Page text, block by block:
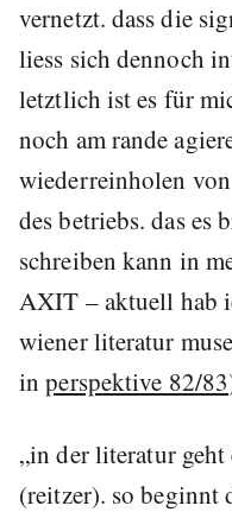
vernetzt. dass die
liess sich dennoch
letztlich ist es für
noch am rande
wiederreinholen
des betriebs. das es
schreiben kann in
AXIT – aktuell hab
wiener literatur
inperspektive 82/83
in der literatur
(reitzer). so beginnt